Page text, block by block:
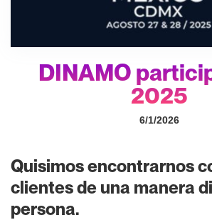
DINAMO
2025
6/1/2026
Quisimos encontrarnos
clientes de una manera
persona.